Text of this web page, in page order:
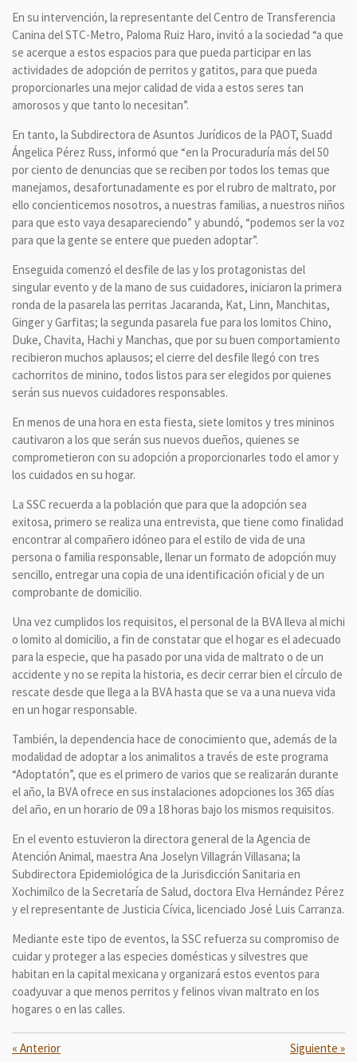
En su intervención, la representante del Centro de Transferencia
Canina del STC-Metro, Paloma Ruiz Haro, invitó a la sociedad “a que
se acerque a estos espacios para que pueda participar en las
actividades de adopción de perritos y gatitos, para que pueda
proporcionarles una mejor calidad de vida a estos seres tan
amorosos y que tanto lo necesitan”.
En tanto, la Subdirectora de Asuntos Jurídicos de la PAOT, Suadd
Ángelica Pérez Russ, informó que “en la Procuraduría más del 50
por ciento de denuncias que se reciben por todos los temas que
manejamos, desafortunadamente es por el rubro de maltrato, por
ello concienticemos nosotros, a nuestras familias, a nuestros niños
para que esto vaya desapareciendo” y abundó, “podemos ser la voz
para que la gente se entere que pueden adoptar”.
Enseguida comenzó el desfile de las y los protagonistas del
singular evento y de la mano de sus cuidadores, iniciaron la primera
ronda de la pasarela las perritas Jacaranda, Kat, Linn, Manchitas,
Ginger y Garfitas; la segunda pasarela fue para los lomitos Chino,
Duke, Chavita, Hachi y Manchas, que por su buen comportamiento
recibieron muchos aplausos; el cierre del desfile llegó con tres
cachorritos de minino, todos listos para ser elegidos por quienes
serán sus nuevos cuidadores responsables.
En menos de una hora en esta fiesta, siete lomitos y tres mininos
cautivaron a los que serán sus nuevos dueños, quienes se
comprometieron con su adopción a proporcionarles todo el amor y
los cuidados en su hogar.
La SSC recuerda a la población que para que la adopción sea
exitosa, primero se realiza una entrevista, que tiene como finalidad
encontrar al compañero idóneo para el estilo de vida de una
persona o familia responsable, llenar un formato de adopción muy
sencillo, entregar una copia de una identificación oficial y de un
comprobante de domicilio.
Una vez cumplidos los requisitos, el personal de la BVA lleva al michi
o lomito al domicilio, a fin de constatar que el hogar es el adecuado
para la especie, que ha pasado por una vida de maltrato o de un
accidente y no se repita la historia, es decir cerrar bien el círculo de
rescate desde que llega a la BVA hasta que se va a una nueva vida
en un hogar responsable.
También, la dependencia hace de conocimiento que, además de la
modalidad de adoptar a los animalitos a través de este programa
“Adoptatón”, que es el primero de varios que se realizarán durante
el año, la BVA ofrece en sus instalaciones adopciones los 365 días
del año, en un horario de 09 a 18 horas bajo los mismos requisitos.
En el evento estuvieron la directora general de la Agencia de
Atención Animal, maestra Ana Joselyn Villagrán Villasana; la
Subdirectora Epidemiológica de la Jurisdicción Sanitaria en
Xochimilco de la Secretaría de Salud, doctora Elva Hernández Pérez
y el representante de Justicia Cívica, licenciado José Luis Carranza.
Mediante este tipo de eventos, la SSC refuerza su compromiso de
cuidar y proteger a las especies domésticas y silvestres que
habitan en la capital mexicana y organizará estos eventos para
coadyuvar a que menos perritos y felinos vivan maltrato en los
hogares o en las calles.
« Anterior Siguiente »